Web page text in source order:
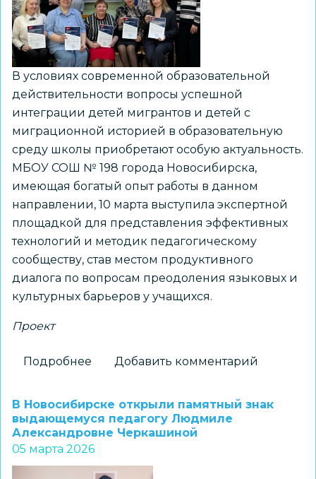
В условиях современной образовательной
действительности вопросы успешной
интеграции детей мигрантов и детей с
миграционной историей в образовательную
среду школы приобретают особую актуальность.
МБОУ СОШ № 198 города Новосибирска,
имеющая богатый опыт работы в данном
направлении, 10 марта выступила экспертной
площадкой для представления эффективных
технологий и методик педагогическому
сообществу, став местом продуктивного
диалога по вопросам преодоления языковых и
культурных барьеров у учащихся.
Проект
Подробнее
технологии
адаптации
детей
мигрантов
Добавить комментарий
В Новосибирске открыли памятный знак
выдающемуся педагогу Людмиле
Александровне Черкашиной
05 марта 2026